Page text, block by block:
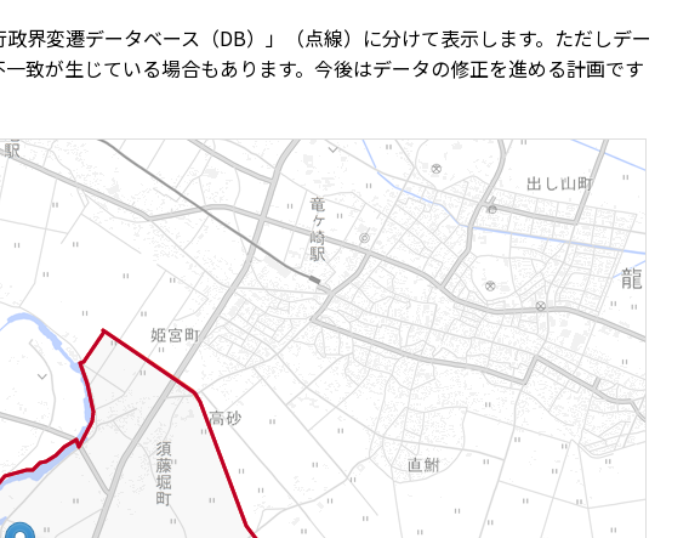
界変遷データベース（DB）」（点線）に分けて表示します。ただしデー
致が生じている場合もあります。今後はデータの修正を進める計画です